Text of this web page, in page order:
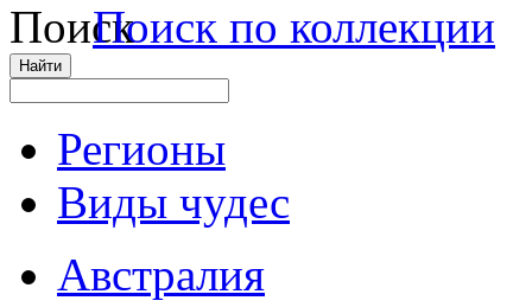
Поиск по коллекции
Регионы
Виды чудес
Австралия